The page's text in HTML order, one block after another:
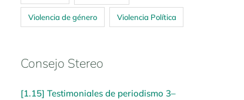
Violencia de género Violencia Política
Consejo Stereo
[1.15] Testimoniales de periodismo 3–